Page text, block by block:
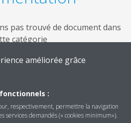
pas trouvé de document dans
catégorie
améliorée grâce
:
respectivement, permettre la navigation
services demandés (« cookies minimum»).